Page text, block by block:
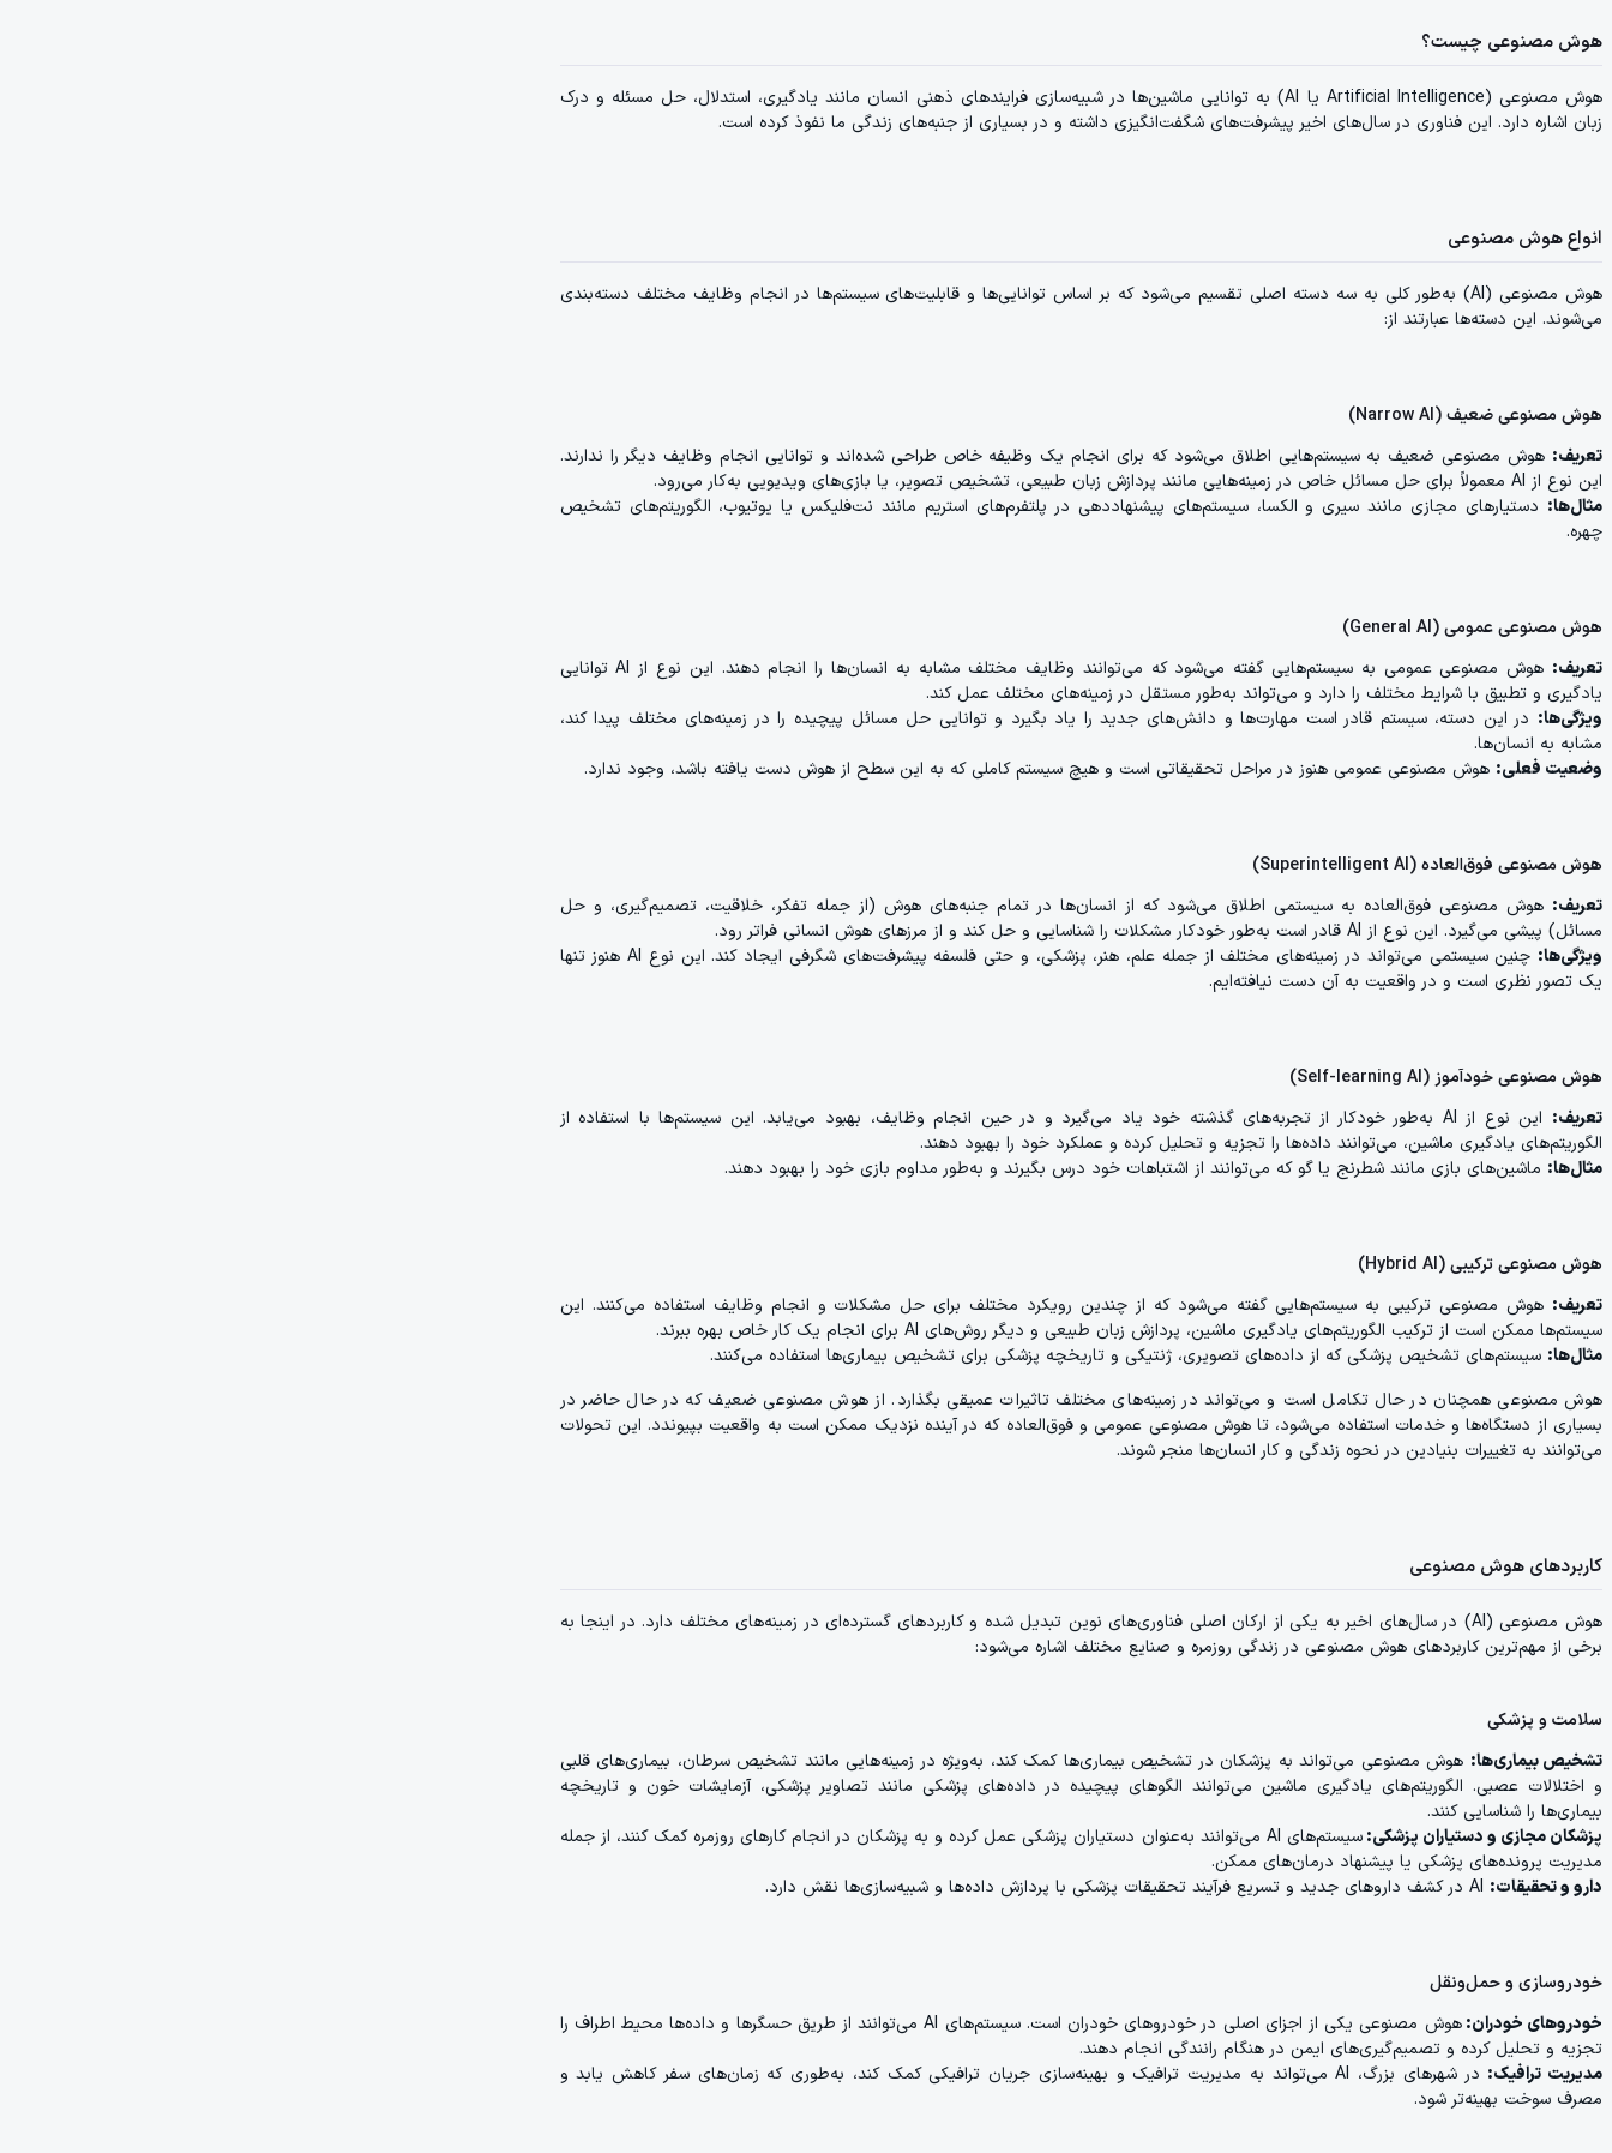
هوش مصنوعی چیست؟
هوش مصنوعی (Artificial Intelligence یا AI) به توانایی ماشین‌ها در شبیه‌سازی فرایندهای ذهنی انسان مانند یادگیری، استدلال، حل مسئله و درک
زبان اشاره دارد. این فناوری در سال‌های اخیر پیشرفت‌های شگفت‌انگیزی داشته و در بسیاری از جنبه‌های زندگی ما نفوذ کرده است.
انواع هوش مصنوعی
هوش مصنوعی (AI) به‌طور کلی به سه دسته اصلی تقسیم می‌شود که بر اساس توانایی‌ها و قابلیت‌های سیستم‌ها در انجام وظایف مختلف دسته‌بندی
می‌شوند. این دسته‌ها عبارتند از:
هوش مصنوعی ضعیف (Narrow AI)
تعریف: هوش مصنوعی ضعیف به سیستم‌هایی اطلاق می‌شود که برای انجام یک وظیفه خاص طراحی شده‌اند و توانایی انجام وظایف دیگر را ندارند.
این نوع از AI معمولاً برای حل مسائل خاص در زمینه‌هایی مانند پردازش زبان طبیعی، تشخیص تصویر، یا بازی‌های ویدیویی به‌کار می‌رود.
مثال‌ها: دستیارهای مجازی مانند سیری و الکسا، سیستم‌های پیشنهاددهی در پلتفرم‌های استریم مانند نت‌فلیکس یا یوتیوب، الگوریتم‌های تشخیص
چهره.
هوش مصنوعی عمومی (General AI)
تعریف:
هوش مصنوعی عمومی به سیستم‌هایی گفته می‌شود که می‌توانند وظایف مختلف مشابه به انسان‌ها را انجام دهند. این نوع از AI توانایی
یادگیری و تطبیق با شرایط مختلف را دارد و می‌تواند به‌طور مستقل در زمینه‌های مختلف عمل کند.
ویژگی‌ها: در این دسته، سیستم قادر است مهارت‌ها و دانش‌های جدید را یاد بگیرد و توانایی حل مسائل پیچیده را در زمینه‌های مختلف پیدا کند،
مشابه به انسان‌ها.
وضعیت فعلی: هوش مصنوعی عمومی هنوز در مراحل تحقیقاتی است و هیچ سیستم کاملی که به این سطح از هوش دست یافته باشد، وجود ندارد.
هوش مصنوعی فوق‌العاده (Superintelligent AI)
تعریف: هوش مصنوعی فوق‌العاده به سیستمی اطلاق می‌شود که از انسان‌ها در تمام جنبه‌های هوش (از جمله تفکر، خلاقیت، تصمیم‌گیری، و حل
مسائل) پیشی می‌گیرد. این نوع از AI قادر است به‌طور خودکار مشکلات را شناسایی و حل کند و از مرزهای هوش انسانی فراتر رود.
ویژگی‌ها:
چنین سیستمی می‌تواند در زمینه‌های مختلف از جمله علم، هنر، پزشکی، و حتی فلسفه پیشرفت‌های شگرفی ایجاد کند. این نوع AI هنوز تنها
یک تصور نظری است و در واقعیت به آن دست نیافته‌ایم.
هوش مصنوعی خودآموز (Self-learning AI)
تعریف:
این نوع از AI به‌طور خودکار از تجربه‌های گذشته خود یاد می‌گیرد و در حین انجام وظایف، بهبود می‌یابد. این سیستم‌ها با استفاده از
الگوریتم‌های یادگیری ماشین، می‌توانند داده‌ها را تجزیه و تحلیل کرده و عملکرد خود را بهبود دهند.
مثال‌ها: ماشین‌های بازی مانند شطرنج یا گو که می‌توانند از اشتباهات خود درس بگیرند و به‌طور مداوم بازی خود را بهبود دهند.
هوش مصنوعی ترکیبی (Hybrid AI)
تعریف: هوش مصنوعی ترکیبی به سیستم‌هایی گفته می‌شود که از چندین رویکرد مختلف برای حل مشکلات و انجام وظایف استفاده می‌کنند. این
سیستم‌ها ممکن است از ترکیب الگوریتم‌های یادگیری ماشین، پردازش زبان طبیعی و دیگر روش‌های AI برای انجام یک کار خاص بهره ببرند.
مثال‌ها: سیستم‌های تشخیص پزشکی که از داده‌های تصویری، ژنتیکی و تاریخچه پزشکی برای تشخیص بیماری‌ها استفاده می‌کنند.
هوش مصنوعی همچنان در حال تکامل است و می‌تواند در زمینه‌های مختلف تاثیرات عمیقی بگذارد. از هوش مصنوعی ضعیف که در حال حاضر در
بسیاری از دستگاه‌ها و خدمات استفاده می‌شود، تا هوش مصنوعی عمومی و فوق‌العاده که در آینده نزدیک ممکن است به واقعیت بپیوندد. این تحولات
می‌توانند به تغییرات بنیادین در نحوه زندگی و کار انسان‌ها منجر شوند.
کاربردهای هوش مصنوعی
هوش مصنوعی (AI) در سال‌های اخیر به یکی از ارکان اصلی فناوری‌های نوین تبدیل شده و کاربردهای گسترده‌ای در زمینه‌های مختلف دارد. در اینجا به
برخی از مهم‌ترین کاربردهای هوش مصنوعی در زندگی روزمره و صنایع مختلف اشاره می‌شود:
سلامت و پزشکی
تشخیص بیماری‌ها: هوش مصنوعی می‌تواند به پزشکان در تشخیص بیماری‌ها کمک کند، به‌ویژه در زمینه‌هایی مانند تشخیص سرطان، بیماری‌های قلبی
و اختلالات عصبی. الگوریتم‌های یادگیری ماشین می‌توانند الگوهای پیچیده در داده‌های پزشکی مانند تصاویر پزشکی، آزمایشات خون و تاریخچه
بیماری‌ها را شناسایی کنند.
پزشکان مجازی و دستیاران پزشکی:
سیستم‌های AI می‌توانند به‌عنوان دستیاران پزشکی عمل کرده و به پزشکان در انجام کارهای روزمره کمک کنند، از جمله
مدیریت پرونده‌های پزشکی یا پیشنهاد درمان‌های ممکن.
دارو و تحقیقات:
خودروسازی و حمل‌ونقل
خودروهای خودران:
هوش مصنوعی یکی از اجزای اصلی در خودروهای خودران است. سیستم‌های AI می‌توانند از طریق حسگرها و داده‌ها محیط اطراف را
تجزیه و تحلیل کرده و تصمیم‌گیری‌های ایمن در هنگام رانندگی انجام دهند.
مدیریت ترافیک:
در شهرهای بزرگ، AI می‌تواند به مدیریت ترافیک و بهینه‌سازی جریان ترافیکی کمک کند، به‌طوری که زمان‌های سفر کاهش یابد و
مصرف سوخت بهینه‌تر شود.